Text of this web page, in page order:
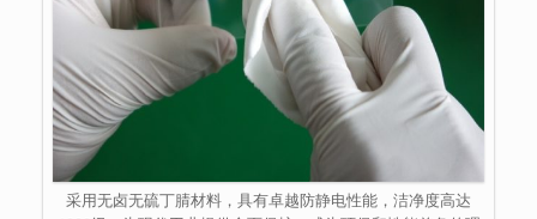
采用无卤无硫丁腈材料，具有卓越防静电性能，洁净度高达